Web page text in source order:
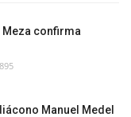
confirma
895
Manuel Medel